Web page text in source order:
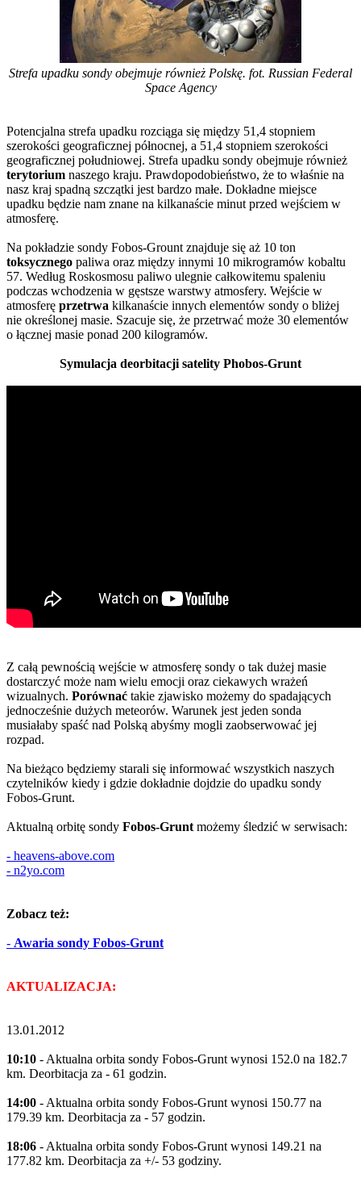
Strefa upadku sondy obejmuje również Polskę. fot. Russian Federal
Space Agency
Potencjalna strefa upadku rozciąga się między 51,4 stopniem
szerokości geograficznej północnej, a 51,4 stopniem szerokości
geograficznej południowej. Strefa upadku sondy obejmuje również
terytorium naszego kraju. Prawdopodobieństwo, że to właśnie na
nasz kraj spadną szczątki jest bardzo małe. Dokładne miejsce
upadku będzie nam znane na kilkanaście minut przed wejściem w
atmosferę.
Na pokładzie sondy Fobos-Grount znajduje się aż 10 ton
toksycznego paliwa oraz między innymi 10 mikrogramów kobaltu
57. Według Roskosmosu paliwo ulegnie całkowitemu spaleniu
podczas wchodzenia w gęstsze warstwy atmosfery. Wejście w
atmosferę przetrwa kilkanaście innych elementów sondy o bliżej
nie określonej masie. Szacuje się, że przetrwać może 30 elementów
o łącznej masie ponad 200 kilogramów.
Symulacja deorbitacji satelity Phobos-Grunt
Z całą pewnością wejście w atmosferę sondy o tak dużej masie
dostarczyć może nam wielu emocji oraz ciekawych wrażeń
wizualnych. Porównać takie zjawisko możemy do spadających
jednocześnie dużych meteorów. Warunek jest jeden sonda
musiałaby spaść nad Polską abyśmy mogli zaobserwować jej
rozpad.
Na bieżąco będziemy starali się informować wszystkich naszych
czytelników kiedy i gdzie dokładnie dojdzie do upadku sondy
Fobos-Grunt.
Aktualną orbitę sondy Fobos-Grunt możemy śledzić w serwisach:
- heavens-above.com
- n2yo.com
Zobacz też:
- Awaria sondy Fobos-Grunt
AKTUALIZACJA:
13.01.2012
10:10 - Aktualna orbita sondy Fobos-Grunt wynosi 152.0 na 182.7
km. Deorbitacja za - 61 godzin.
14:00 - Aktualna orbita sondy Fobos-Grunt wynosi 150.77 na
179.39 km. Deorbitacja za - 57 godzin.
18:06 - Aktualna orbita sondy Fobos-Grunt wynosi 149.21 na
177.82 km. Deorbitacja za +/- 53 godziny.